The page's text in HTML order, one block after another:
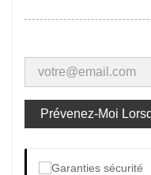
Prévenez-Moi